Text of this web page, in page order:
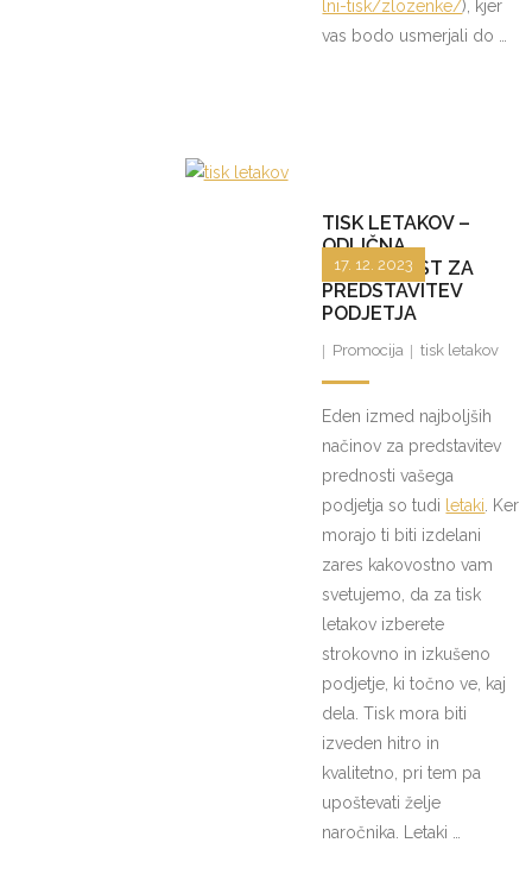
lni-tisk/zlozenke/), kjer
vas bodo usmerjali do …
TISK LETAKOV –
ODLIČNA
PRILOŽNOST ZA
PREDSTAVITEV
PODJETJA
17. 12. 2023
Promocija tisk letakov
Eden izmed najboljših
načinov za predstavitev
prednosti vašega
podjetja so tudi letaki . Ker
morajo ti biti izdelani
zares kakovostno vam
svetujemo, da za tisk
letakov izberete
strokovno in izkušeno
podjetje, ki točno ve, kaj
dela. Tisk mora biti
izveden hitro in
kvalitetno, pri tem pa
upoštevati želje
naročnika. Letaki …